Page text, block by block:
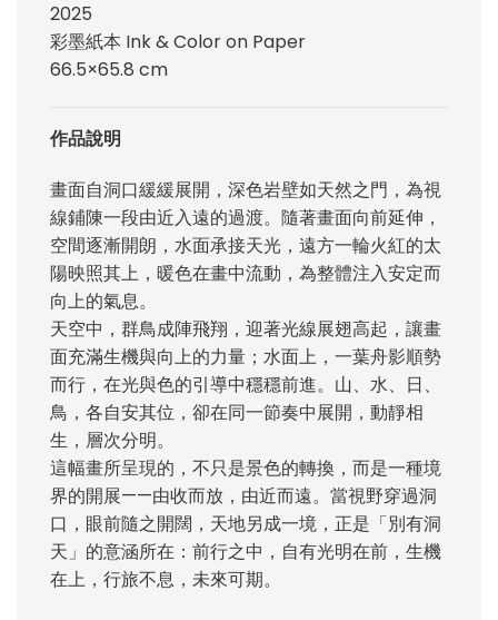
2025
彩墨紙本 Ink & Color on Paper
66.5×65.8 cm
作品說明
畫面自洞口緩緩展開，深色岩壁如天然之門，為視
線鋪陳一段由近入遠的過渡。隨著畫面向前延伸，
空間逐漸開朗，水面承接天光，遠方一輪火紅的太
陽映照其上，暖色在畫中流動，為整體注入安定而
向上的氣息。
天空中，群鳥成陣飛翔，迎著光線展翅高起，讓畫
面充滿生機與向上的力量；水面上，一葉舟影順勢
而行，在光與色的引導中穩穩前進。山、水、日、
鳥，各自安其位，卻在同一節奏中展開，動靜相
生，層次分明。
這幅畫所呈現的，不只是景色的轉換，而是一種境
界的開展——由收而放，由近而遠。當視野穿過洞
口，眼前隨之開闊，天地另成一境，正是「別有洞
天」的意涵所在：前行之中，自有光明在前，生機
在上，行旅不息，未來可期。